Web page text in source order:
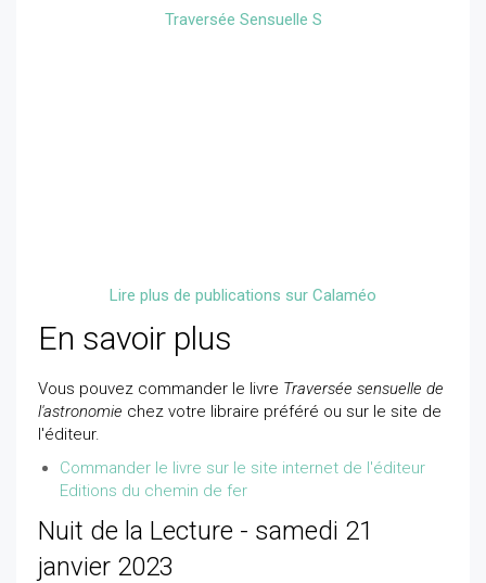
Traversée Sensuelle S
Lire plus de publications sur Calaméo
En savoir plus
Vous pouvez commander le livre Traversée sensuelle de
l'astronomie chez votre libraire préféré ou sur le site de
l'éditeur.
Commander le livre sur le site internet de l'éditeur
Editions du chemin de fer
Nuit de la Lecture - samedi 21
janvier 2023